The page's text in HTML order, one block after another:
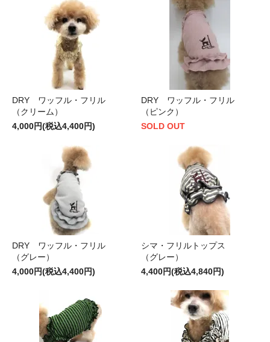
DRY ワッフル・フリル
（クリーム）
4,000円(税込4,400円)
DRY ワッフル・フリル
（ピンク）
SOLD OUT
DRY ワッフル・フリル
（グレー）
4,000円(税込4,400円)
シマ・フリルトップス
（グレー）
4,400円(税込4,840円)